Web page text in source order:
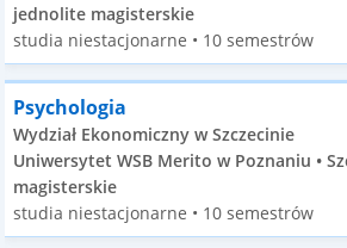
jednolite magisterskie
studia niestacjonarne • 10 semestrów
Psychologia
Wydział Ekonomiczny w Szczecinie
Uniwersytet WSB Merito w Poznaniu •
magisterskie
studia niestacjonarne • 10 semestrów